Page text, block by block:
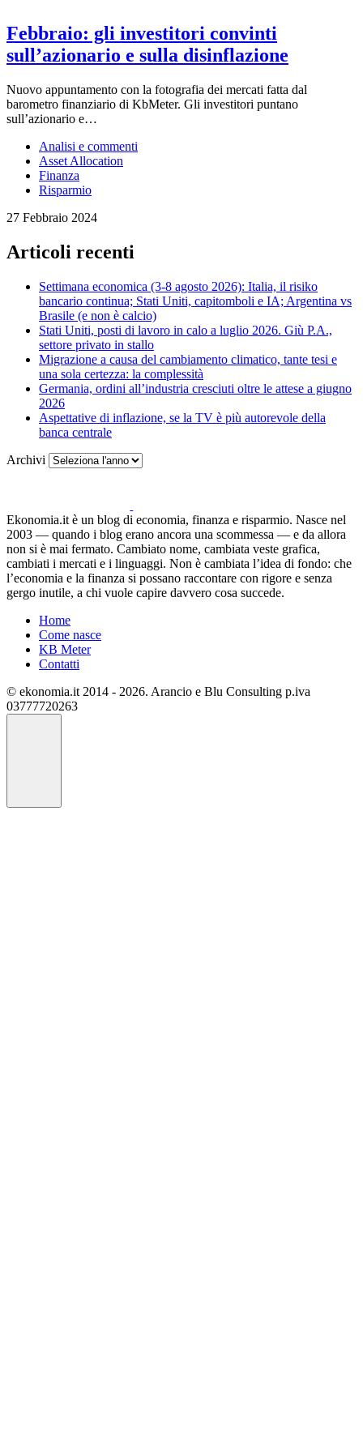
Febbraio: gli investitori convinti
sull’azionario e sulla disinflazione
Nuovo appuntamento con la fotografia dei mercati fatta dal
barometro finanziario di KbMeter. Gli investitori puntano
sull’azionario e…
Analisi e commenti
Asset Allocation
Finanza
Risparmio
27 Febbraio 2024
Articoli recenti
Settimana economica (3-8 agosto 2026): Italia, il risiko
bancario continua; Stati Uniti, capitomboli e IA; Argentina vs
Brasile (e non è calcio)
Stati Uniti, posti di lavoro in calo a luglio 2026. Giù P.A.,
settore privato in stallo
Migrazione a causa del cambiamento climatico, tante tesi e
una sola certezza: la complessità
Germania, ordini all’industria cresciuti oltre le attese a giugno
2026
Aspettative di inflazione, se la TV è più autorevole della
banca centrale
Archivi
Ekonomia.it è un blog di economia, finanza e risparmio. Nasce nel
2003 — quando i blog erano ancora una scommessa — e da allora
non si è mai fermato. Cambiato nome, cambiata veste grafica,
cambiati i mercati e i linguaggi. Non è cambiata l’idea di fondo: che
l’economia e la finanza si possano raccontare con rigore e senza
gergo inutile, a chi vuole capire davvero cosa succede.
Home
Come nasce
KB Meter
Contatti
© ekonomia.it 2014 - 2026. Arancio e Blu Consulting p.iva
03777720263